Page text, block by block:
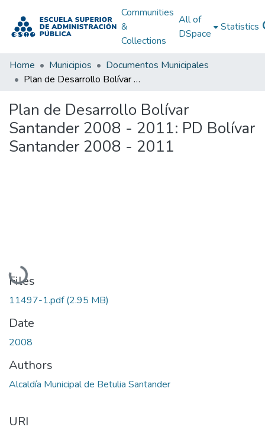
Communities
&
Collections
All of
DSpace
Statistics
Home Municipios
Documentos Municipales
Plan de Desarrollo Bolívar Santander 2008 - 2011: PD Bolívar Santander 2008 - 2011
Plan de Desarrollo Bolívar
Santander 2008 - 2011: PD Bolívar
Santander 2008 - 2011
Loading...
Files
11497-1.pdf(2.95 MB)
Date
2008
Authors
Alcaldía Municipal de Betulia Santander
URI